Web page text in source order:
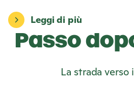
Leggi di più
Passo
La strada